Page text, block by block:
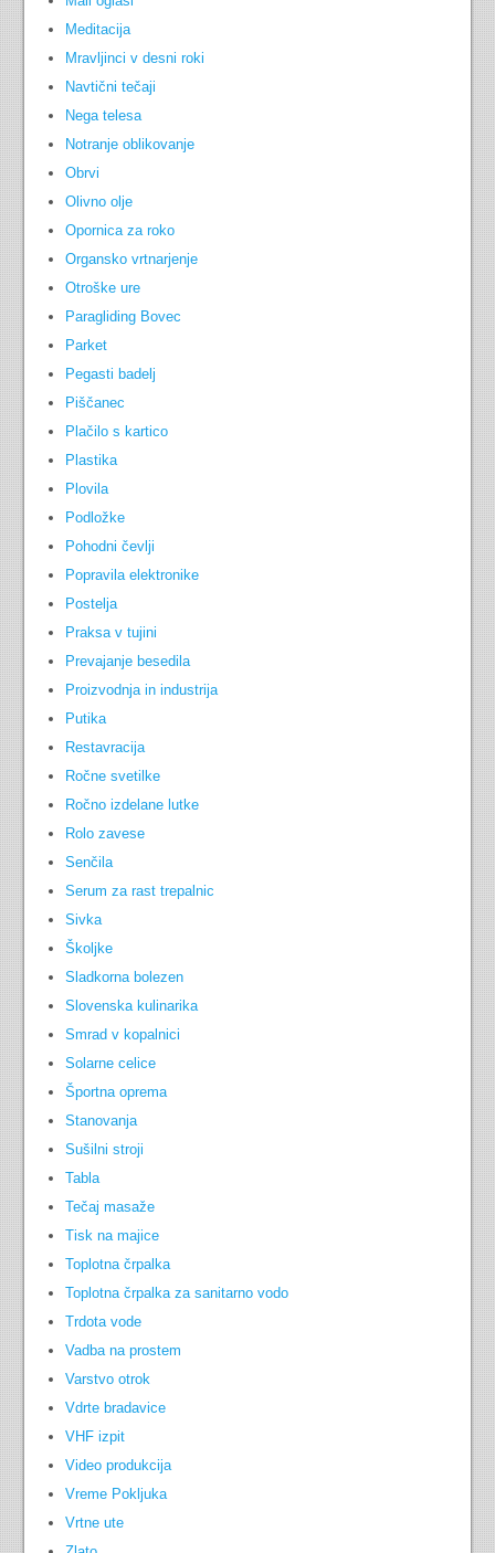
Meditacija
Mravljinci v desni roki
Navtični tečaji
Nega telesa
Notranje oblikovanje
Obrvi
Olivno olje
Opornica za roko
Organsko vrtnarjenje
Otroške ure
Paragliding Bovec
Parket
Pegasti badelj
Piščanec
Plačilo s kartico
Plastika
Plovila
Podložke
Pohodni čevlji
Popravila elektronike
Postelja
Praksa v tujini
Prevajanje besedila
Proizvodnja in industrija
Putika
Restavracija
Ročne svetilke
Ročno izdelane lutke
Rolo zavese
Senčila
Serum za rast trepalnic
Sivka
Školjke
Sladkorna bolezen
Slovenska kulinarika
Smrad v kopalnici
Solarne celice
Športna oprema
Stanovanja
Sušilni stroji
Tabla
Tečaj masaže
Tisk na majice
Toplotna črpalka
Toplotna črpalka za sanitarno vodo
Trdota vode
Vadba na prostem
Varstvo otrok
Vdrte bradavice
VHF izpit
Video produkcija
Vreme Pokljuka
Vrtne ute